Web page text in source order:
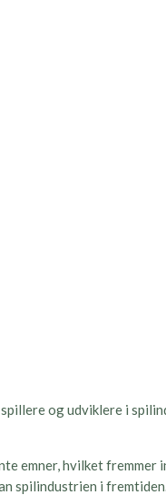
og udviklere i
emner, hvilket
spilindustrien i